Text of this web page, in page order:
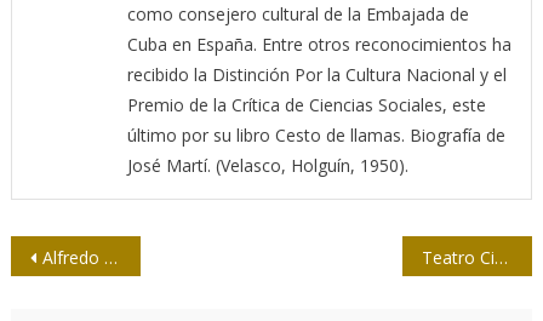
como consejero cultural de la Embajada de
Cuba en España. Entre otros reconocimientos ha
recibido la Distinción Por la Cultura Nacional y el
Premio de la Crítica de Ciencias Sociales, este
último por su libro Cesto de llamas. Biografía de
José Martí. (Velasco, Holguín, 1950).
Navegación
Alfredo Corell: “La vacuna de Pfizer todavía no tiene eficacia en personas” Teatro Cimarrón celebra sus 25 años